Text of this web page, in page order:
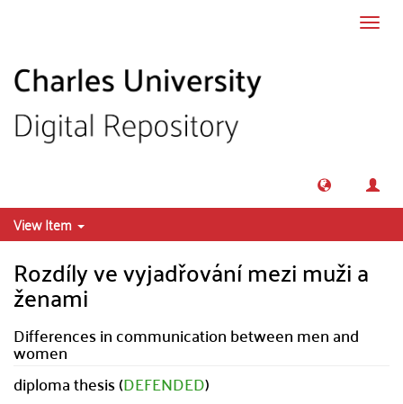
View Item
Rozdíly ve vyjadřování mezi muži a
ženami
Differences in communication between men and
women
diploma thesis (DEFENDED)